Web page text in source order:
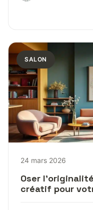
SALON
24 mars 2026
Oser
créatif pour